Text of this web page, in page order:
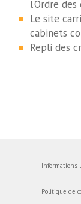
l’Ordre
Le site
cabinets
Repli des
Informations
Politique de